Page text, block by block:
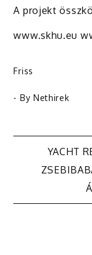
A projekt
www.skhu.eu
Friss
- By Nethirek
YACHT